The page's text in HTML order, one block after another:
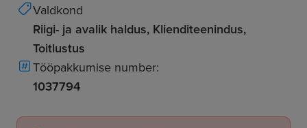
Valdkond
Riigi- ja avalik haldus, Klienditeenindus,
Toitlustus
Tööpakkumise number:
1037794